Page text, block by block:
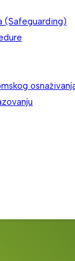
(Safeguarding)